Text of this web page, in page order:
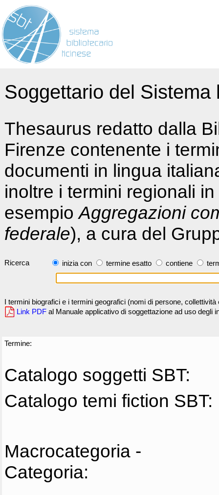
Soggettario del
Thesaurus redatto dalla
Firenze contenente i
documenti in lingua
inoltre i termini regionali
esempioAggregazioni
federale), a cura del
Ricerca inizia con termine esatto contiene
I termini biografici e i termini geografici (nomi di persone,
Link PDF al Manuale applicativo di soggettazione ad uso degli
Termine:
Catalogo soggetti SBT:
Catalogo temi fiction SBT:
Macrocategoria -
Categoria: